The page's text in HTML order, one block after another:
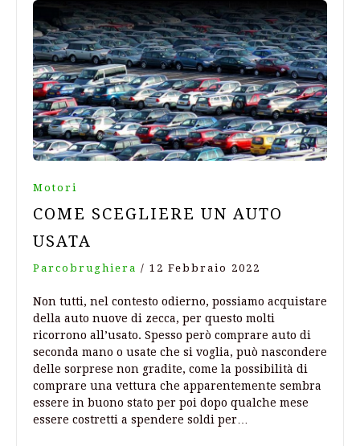
Motori
COME SCEGLIERE UN AUTO
USATA
Parcobrughiera / 12 Febbraio 2022
Non tutti, nel contesto odierno, possiamo acquistare
della auto nuove di zecca, per questo molti
ricorrono all’usato. Spesso però comprare auto di
seconda mano o usate che si voglia, può nascondere
delle sorprese non gradite, come la possibilità di
comprare una vettura che apparentemente sembra
essere in buono stato per poi dopo qualche mese
essere costretti a spendere soldi per…